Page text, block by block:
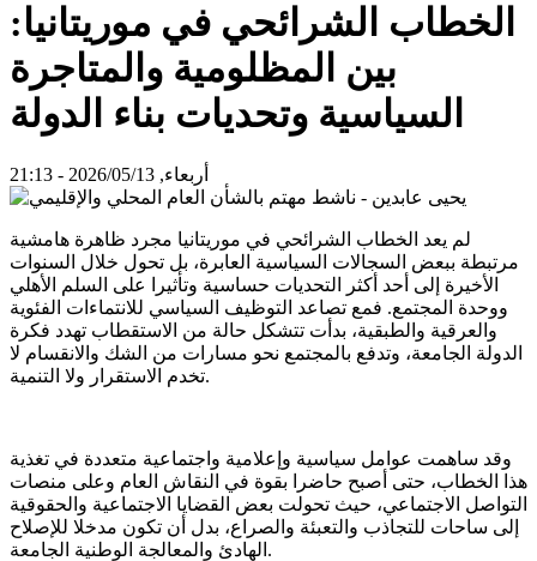
الخطاب الشرائحي في موريتانيا:
بين المظلومية والمتاجرة
السياسية وتحديات بناء الدولة
أربعاء, 2026/05/13 - 21:13
لم يعد الخطاب الشرائحي في موريتانيا مجرد ظاهرة هامشية
مرتبطة ببعض السجالات السياسية العابرة، بل تحول خلال السنوات
الأخيرة إلى أحد أكثر التحديات حساسية وتأثيرا على السلم الأهلي
ووحدة المجتمع. فمع تصاعد التوظيف السياسي للانتماءات الفئوية
والعرقية والطبقية، بدأت تتشكل حالة من الاستقطاب تهدد فكرة
الدولة الجامعة، وتدفع بالمجتمع نحو مسارات من الشك والانقسام لا
تخدم الاستقرار ولا التنمية.
وقد ساهمت عوامل سياسية وإعلامية واجتماعية متعددة في تغذية
هذا الخطاب، حتى أصبح حاضرا بقوة في النقاش العام وعلى منصات
التواصل الاجتماعي، حيث تحولت بعض القضايا الاجتماعية والحقوقية
إلى ساحات للتجاذب والتعبئة والصراع، بدل أن تكون مدخلا للإصلاح
الهادئ والمعالجة الوطنية الجامعة.